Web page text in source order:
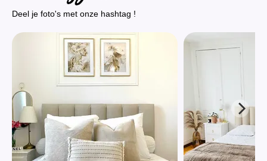
Deel je foto's met onze hashtag !